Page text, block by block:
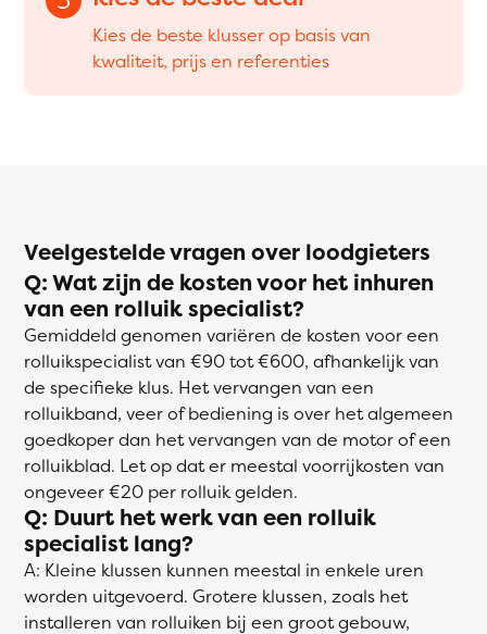
Kies de beste klusser op basis van
kwaliteit, prijs en referenties
Veelgestelde vragen over loodgieters
Q: Wat zijn de kosten voor het inhuren
van een rolluik specialist?
Gemiddeld genomen variëren de kosten voor een
rolluikspecialist van €90 tot €600, afhankelijk van
de specifieke klus. Het vervangen van een
rolluikband, veer of bediening is over het algemeen
goedkoper dan het vervangen van de motor of een
rolluikblad. Let op dat er meestal voorrijkosten van
ongeveer €20 per rolluik gelden.
Q: Duurt het werk van een rolluik
specialist lang?
A: Kleine klussen kunnen meestal in enkele uren
worden uitgevoerd. Grotere klussen, zoals het
installeren van rolluiken bij een groot gebouw,